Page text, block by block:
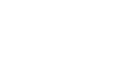
herramientas
herramientas